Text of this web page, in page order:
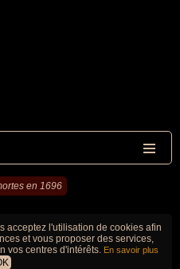
en 1696
acceptez l'utilisation de cookies afin
et vous proposer des services,
vos centres d'intérêts. En savoir plus